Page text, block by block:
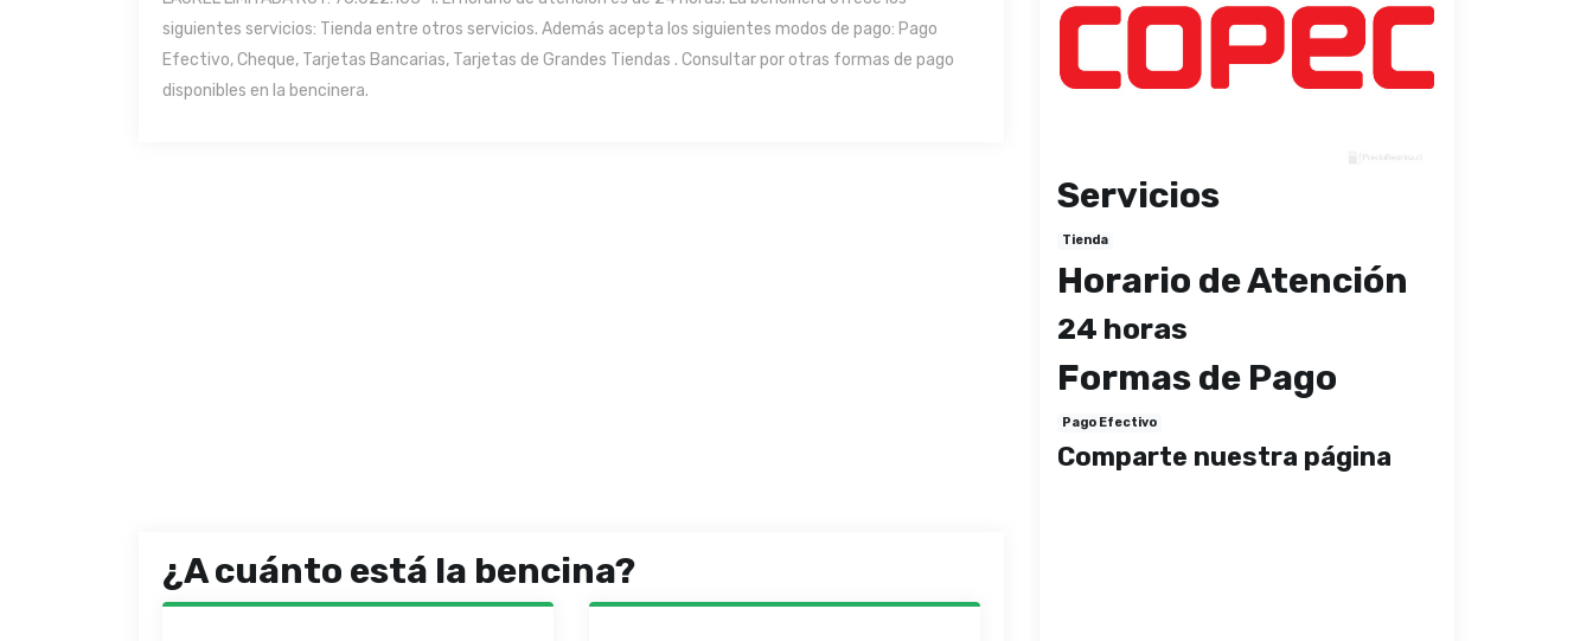
siguientes servicios: Tienda entre otros servicios. Además acepta los siguientes modos de pago: Pago
Efectivo, Cheque, Tarjetas Bancarias, Tarjetas de Grandes Tiendas . Consultar por otras formas de pago
disponibles en la bencinera.
¿A cuánto está la bencina?
Servicios
Tienda
Horario de Atención
24 horas
Formas de Pago
Pago Efectivo
Comparte nuestra página